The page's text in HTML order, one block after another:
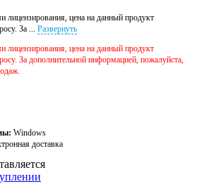
лицензирования, цена на данный продукт
За ... Развернуть
лицензирования, цена на данный продукт
За дополнительной информацией, пожалуйста,
Windows
доставка